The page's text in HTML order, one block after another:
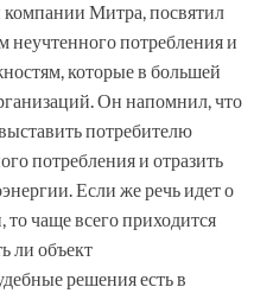
Митра, посвятил
неучтенного потребления и
которые в большей
Он напомнил, что
потребителю
потребления и отразить
Если же речь идет о
чаще всего приходится
ли объект
решения есть в